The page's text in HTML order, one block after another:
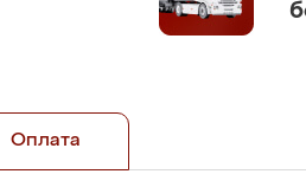
Оплата